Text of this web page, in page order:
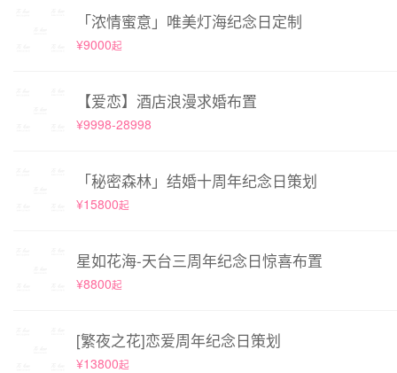
「浓情蜜意」唯美灯海纪念日定制
¥9000起
【爱恋】酒店浪漫求婚布置
¥9998-28998
「秘密森林」结婚十周年纪念日策划
¥15800起
星如花海-天台三周年纪念日惊喜布置
¥8800起
[繁夜之花]恋爱周年纪念日策划
¥13800起